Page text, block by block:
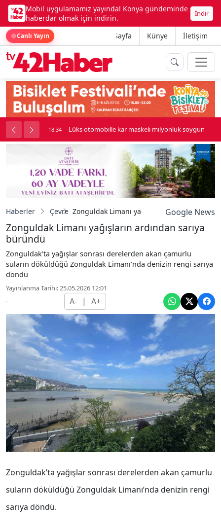
Mobil uygulamamız yayında! Konya gündeminde
haberdar olmak için indirin.
İndir
Canlı Yayın Ana Sayfa Künye İletişim
kavga çıktı 18:34 Lüks otomobille kar maskeli milyonluk soygun
Haberler Çevre Zonguldak Limanı yağışların ardından
Google News
Zonguldak Limanı yağışların ardından sarıya
büründü
Zonguldak’ta yağışlar sonrası derelerden akan çamurlu
suların döküldüğü Zonguldak Limanı’nda denizin rengi sarıya
döndü
Yayınlanma Tarihi: 25.05.2026 12:01
A- | A+
Zonguldak’ta yağışlar sonrası derelerden akan çamurlu
suların döküldüğü Zonguldak Limanı’nda denizin rengi
sarıya döndü.